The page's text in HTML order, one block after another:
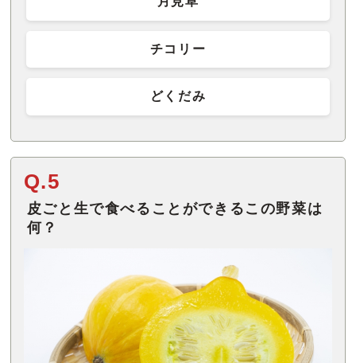
チコリー
どくだみ
Q.5
皮ごと生で食べることができるこの野菜は
何？